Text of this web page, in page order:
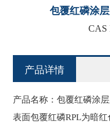
包覆红磷涂
CAS
产品详情
产品名称：包覆红磷涂层
表面包覆红磷RPL为暗